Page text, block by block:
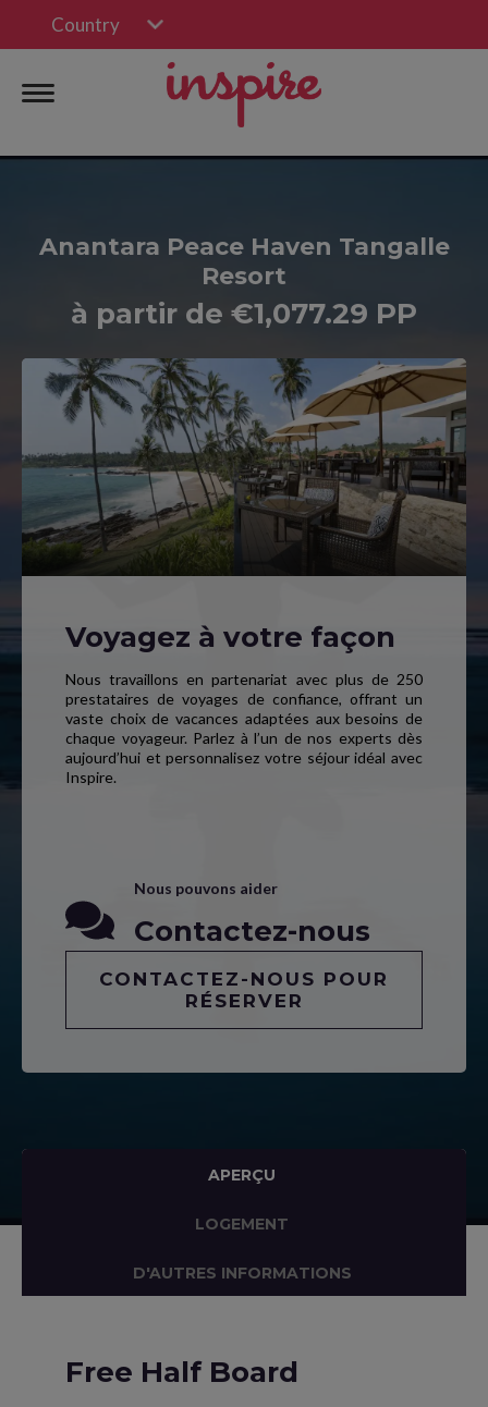
Country
Anantara Peace Haven Tangalle
Resort
à partir de €1,077.29 PP
Voyagez à votre façon
Nous travaillons en partenariat avec plus de 250
prestataires de voyages de confiance, offrant un
vaste choix de vacances adaptées aux besoins de
chaque voyageur. Parlez à l’un de nos experts dès
aujourd’hui et personnalisez votre séjour idéal avec
Inspire.
Nous pouvons aider
Contactez-nous
CONTACTEZ-NOUS POUR
RÉSERVER
APERÇU
LOGEMENT
D'AUTRES INFORMATIONS
Free Half Board